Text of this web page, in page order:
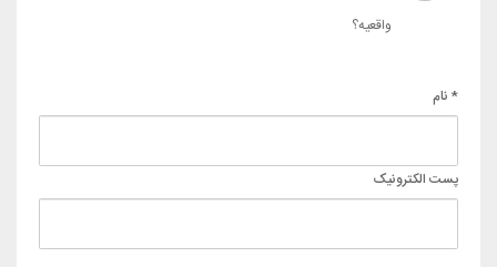
واقعیه؟
* نام
پست الکترونیک